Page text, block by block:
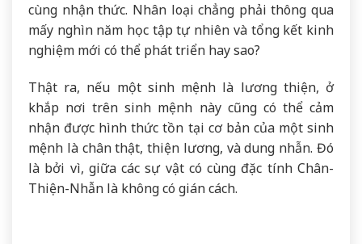
cùng nhận thức. Nhân loại chẳng phải thông qua
mấy nghìn năm học tập tự nhiên và tổng kết kinh
nghiệm mới có thể phát triển hay sao?
Thật ra, nếu một sinh mệnh là lương thiện, ở
khắp nơi trên sinh mệnh này cũng có thể cảm
nhận được hình thức tồn tại cơ bản của một sinh
mệnh là chân thật, thiện lương, và dung nhẫn. Đó
là bởi vì, giữa các sự vật có cùng đặc tính Chân-
Thiện-Nhẫn là không có gián cách.